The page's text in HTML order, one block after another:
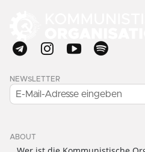
NEWSLETTER
ABOUT